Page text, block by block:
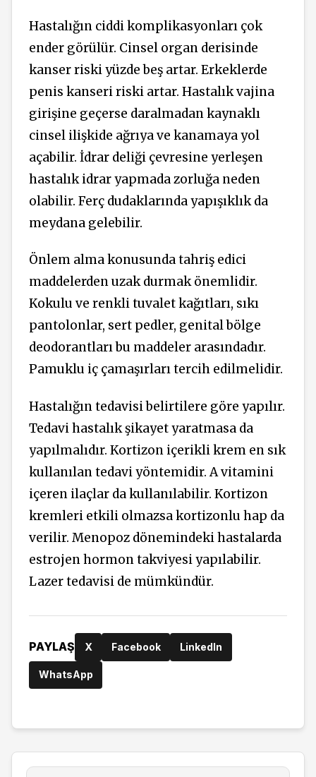
Hastalığın ciddi komplikasyonları çok
ender görülür. Cinsel organ derisinde
kanser riski yüzde beş artar. Erkeklerde
penis kanseri riski artar. Hastalık vajina
girişine geçerse daralmadan kaynaklı
cinsel ilişkide ağrıya ve kanamaya yol
açabilir. İdrar deliği çevresine yerleşen
hastalık idrar yapmada zorluğa neden
olabilir. Ferç dudaklarında yapışıklık da
meydana gelebilir.
Önlem alma konusunda tahriş edici
maddelerden uzak durmak önemlidir.
Kokulu ve renkli tuvalet kağıtları, sıkı
pantolonlar, sert pedler, genital bölge
deodorantları bu maddeler arasındadır.
Pamuklu iç çamaşırları tercih edilmelidir.
Hastalığın tedavisi belirtilere göre yapılır.
Tedavi hastalık şikayet yaratmasa da
yapılmalıdır. Kortizon içerikli krem en sık
kullanılan tedavi yöntemidir. A vitamini
içeren ilaçlar da kullanılabilir. Kortizon
kremleri etkili olmazsa kortizonlu hap da
verilir. Menopoz dönemindeki hastalarda
estrojen hormon takviyesi yapılabilir.
Lazer tedavisi de mümkündür.
PAYLAŞ X Facebook LinkedIn
WhatsApp